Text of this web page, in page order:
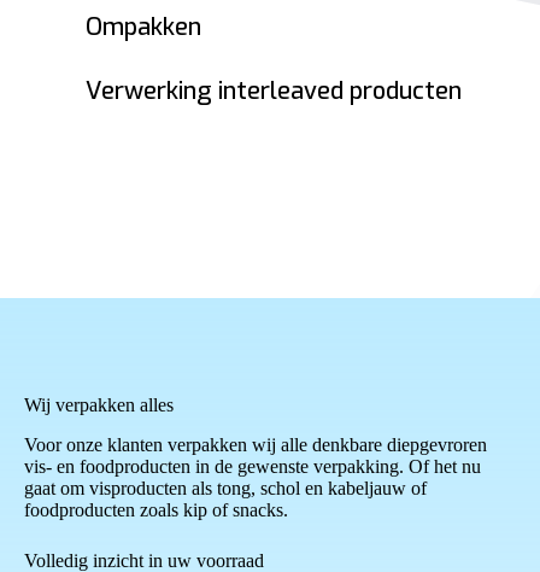
Ompakken
Verwerking interleaved producten
Wij verpakken alles
Voor onze klanten verpakken wij alle denkbare diepgevroren
vis- en foodproducten in de gewenste verpakking. Of het nu
gaat om visproducten als tong, schol en kabeljauw of
foodproducten zoals kip of snacks.
Volledig inzicht in uw voorraad